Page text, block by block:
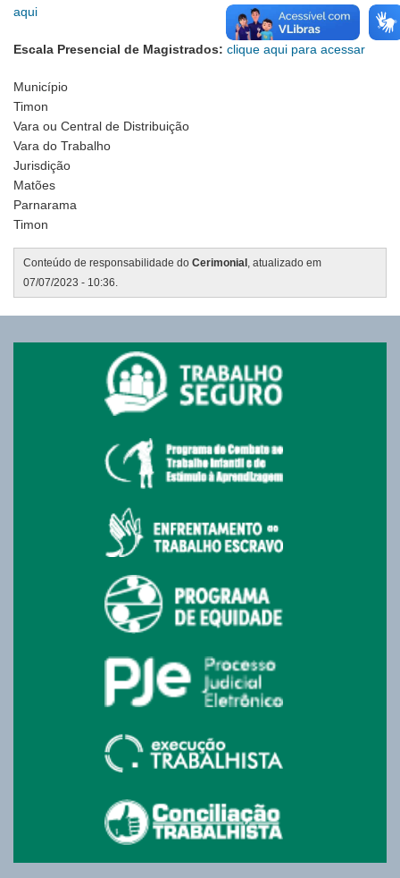
aqui
Escala Presencial de Magistrados: clique aqui para acessar
Município
Timon
Vara ou Central de Distribuição
Vara do Trabalho
Jurisdição
Matões
Parnarama
Timon
Conteúdo de responsabilidade do Cerimonial , atualizado em
07/07/2023 - 10:36.